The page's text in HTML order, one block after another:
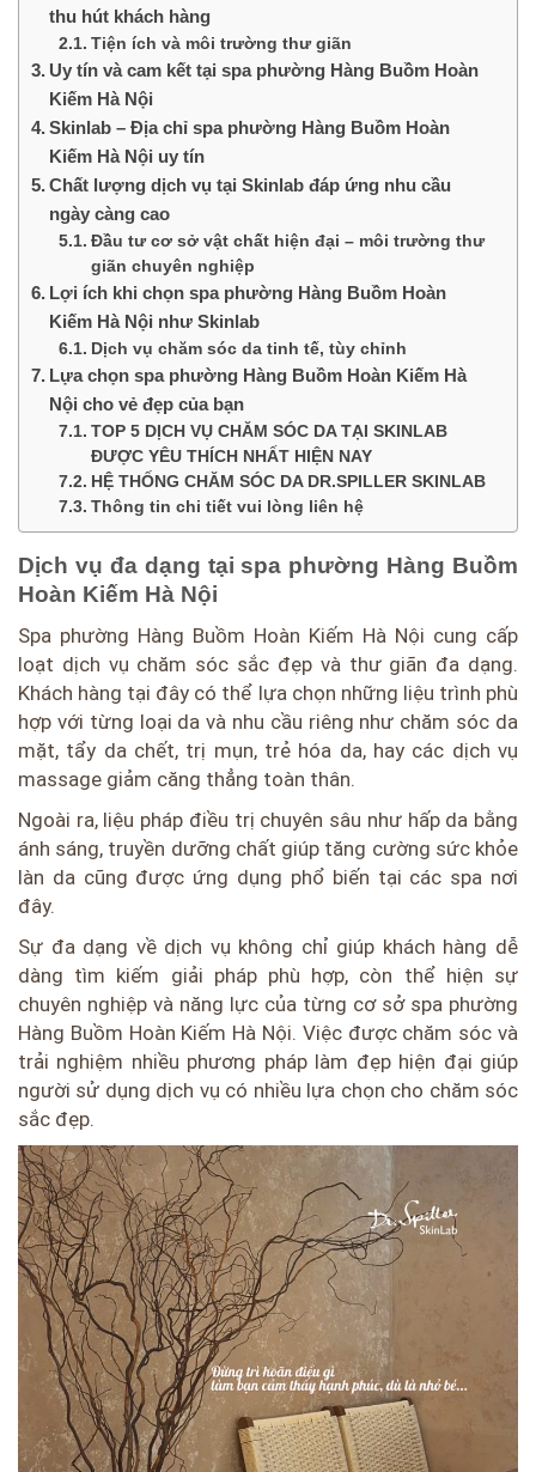
thu hút khách hàng
Tiện ích và môi trường thư giãn
Uy tín và cam kết tại spa phường Hàng Buồm Hoàn
Kiếm Hà Nội
Skinlab – Địa chỉ spa phường Hàng Buồm Hoàn
Kiếm Hà Nội uy tín
Chất lượng dịch vụ tại Skinlab đáp ứng nhu cầu
ngày càng cao
Đầu tư cơ sở vật chất hiện đại – môi trường thư
giãn chuyên nghiệp
Lợi ích khi chọn spa phường Hàng Buồm Hoàn
Kiếm Hà Nội như Skinlab
Dịch vụ chăm sóc da tinh tế, tùy chỉnh
Lựa chọn spa phường Hàng Buồm Hoàn Kiếm Hà
Nội cho vẻ đẹp của bạn
TOP 5 DỊCH VỤ CHĂM SÓC DA TẠI SKINLAB
ĐƯỢC YÊU THÍCH NHẤT HIỆN NAY
HỆ THỐNG CHĂM SÓC DA DR.SPILLER SKINLAB
Thông tin chi tiết vui lòng liên hệ
Dịch vụ đa dạng tại spa phường Hàng Buồm
Hoàn Kiếm Hà Nội
Spa phường Hàng Buồm Hoàn Kiếm Hà Nội cung cấp
loạt dịch vụ chăm sóc sắc đẹp và thư giãn đa dạng.
Khách hàng tại đây có thể lựa chọn những liệu trình phù
hợp với từng loại da và nhu cầu riêng như chăm sóc da
mặt, tẩy da chết, trị mụn, trẻ hóa da, hay các dịch vụ
massage giảm căng thẳng toàn thân.
Ngoài ra, liệu pháp điều trị chuyên sâu như hấp da bằng
ánh sáng, truyền dưỡng chất giúp tăng cường sức khỏe
làn da cũng được ứng dụng phổ biến tại các spa nơi
đây.
Sự đa dạng về dịch vụ không chỉ giúp khách hàng dễ
dàng tìm kiếm giải pháp phù hợp, còn thể hiện sự
chuyên nghiệp và năng lực của từng cơ sở spa phường
Hàng Buồm Hoàn Kiếm Hà Nội. Việc được chăm sóc và
trải nghiệm nhiều phương pháp làm đẹp hiện đại giúp
người sử dụng dịch vụ có nhiều lựa chọn cho chăm sóc
sắc đẹp.